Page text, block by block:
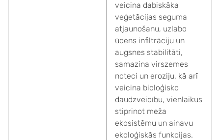
veicina dabiskāka
veģetācijas seguma
atjaunošanu, uzlabo
ūdens infiltrāciju un
augsnes stabilitāti,
samazina virszemes
noteci un eroziju, kā arī
veicina bioloģisko
daudzveidību, vienlaikus
stiprinot meža
ekosistēmu un ainavu
ekoloģiskās funkcijas.